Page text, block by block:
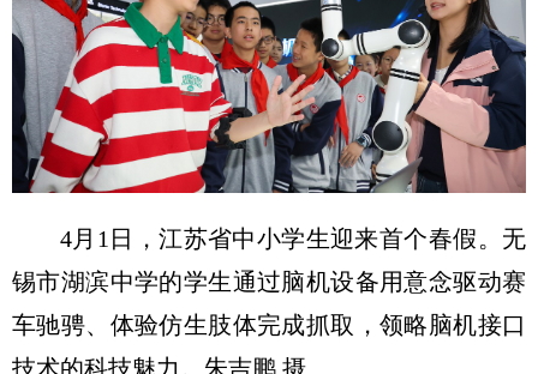
4月1日，江苏省中小学生迎来首个春假。无
锡市湖滨中学的学生通过脑机设备用意念驱动赛
车驰骋、体验仿生肢体完成抓取，领略脑机接口
技术的科技魅力。朱吉鹏 摄